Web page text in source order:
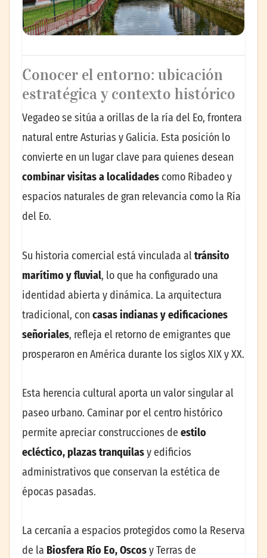
Conocer el entorno: ubicación
estratégica y contexto histórico
Vegadeo se sitúa a orillas de la ría del Eo, frontera
natural entre Asturias y Galicia. Esta posición lo
convierte en un lugar clave para quienes desean
combinar visitas a localidades como Ribadeo y
espacios naturales de gran relevancia como la Ría
del Eo.
Su historia comercial está vinculada altránsito
marítimo y fluvial, lo que ha configurado una
identidad abierta y dinámica. La arquitectura
tradicional, con casas indianas y edificaciones
señoriales, refleja el retorno de emigrantes que
prosperaron en América durante los siglos XIX y XX.
Esta herencia cultural aporta un valor singular al
paseo urbano. Caminar por el centro histórico
permite apreciar construcciones de estilo
ecléctico, plazas tranquilasy edificios
administrativos que conservan la estética de
épocas pasadas.
La cercanía a espacios protegidos como la Reserva
de la Biosfera Río Eo, Oscosy Terras de